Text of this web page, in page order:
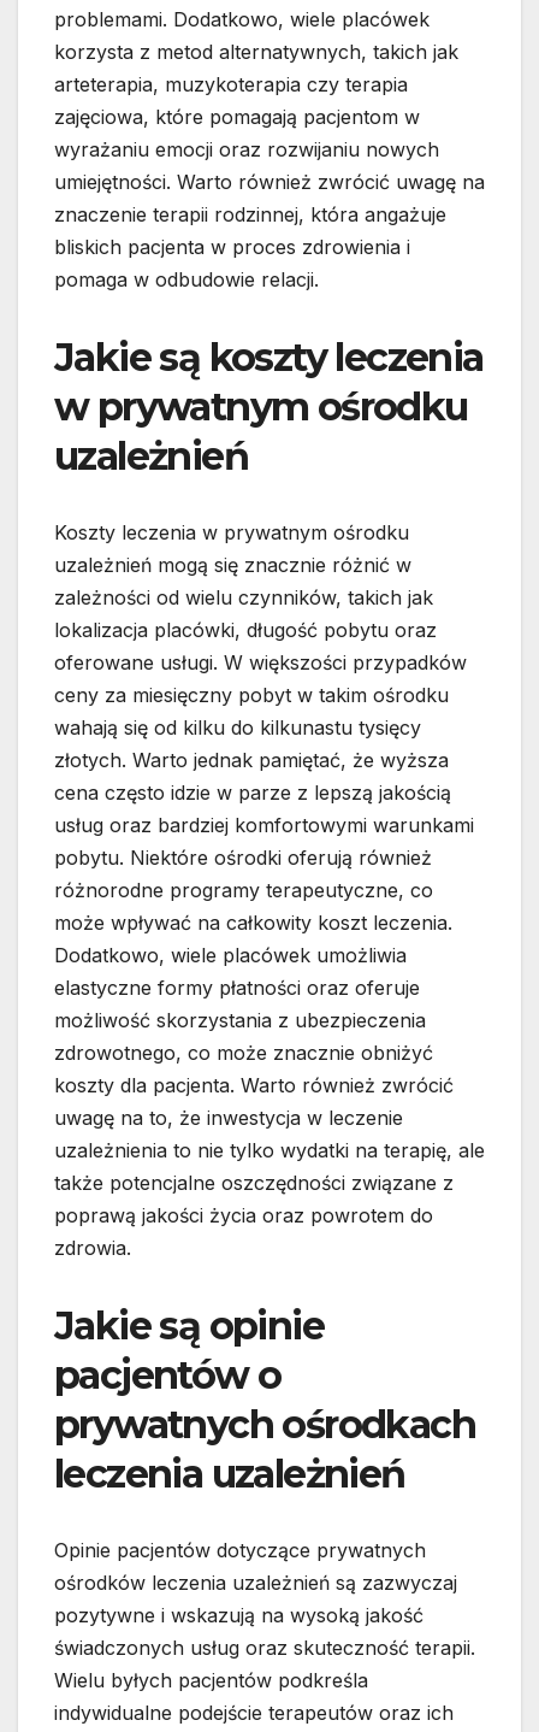
problemami. Dodatkowo, wiele placówek
korzysta z metod alternatywnych, takich jak
arteterapia, muzykoterapia czy terapia
zajęciowa, które pomagają pacjentom w
wyrażaniu emocji oraz rozwijaniu nowych
umiejętności. Warto również zwrócić uwagę na
znaczenie terapii rodzinnej, która angażuje
bliskich pacjenta w proces zdrowienia i
pomaga w odbudowie relacji.
Jakie są koszty leczenia
w prywatnym ośrodku
uzależnień
Koszty leczenia w prywatnym ośrodku
uzależnień mogą się znacznie różnić w
zależności od wielu czynników, takich jak
lokalizacja placówki, długość pobytu oraz
oferowane usługi. W większości przypadków
ceny za miesięczny pobyt w takim ośrodku
wahają się od kilku do kilkunastu tysięcy
złotych. Warto jednak pamiętać, że wyższa
cena często idzie w parze z lepszą jakością
usług oraz bardziej komfortowymi warunkami
pobytu. Niektóre ośrodki oferują również
różnorodne programy terapeutyczne, co
może wpływać na całkowity koszt leczenia.
Dodatkowo, wiele placówek umożliwia
elastyczne formy płatności oraz oferuje
możliwość skorzystania z ubezpieczenia
zdrowotnego, co może znacznie obniżyć
koszty dla pacjenta. Warto również zwrócić
uwagę na to, że inwestycja w leczenie
uzależnienia to nie tylko wydatki na terapię, ale
także potencjalne oszczędności związane z
poprawą jakości życia oraz powrotem do
zdrowia.
Jakie są opinie
pacjentów o
prywatnych ośrodkach
leczenia uzależnień
Opinie pacjentów dotyczące prywatnych
ośrodków leczenia uzależnień są zazwyczaj
pozytywne i wskazują na wysoką jakość
świadczonych usług oraz skuteczność terapii.
Wielu byłych pacjentów podkreśla
indywidualne podejście terapeutów oraz ich